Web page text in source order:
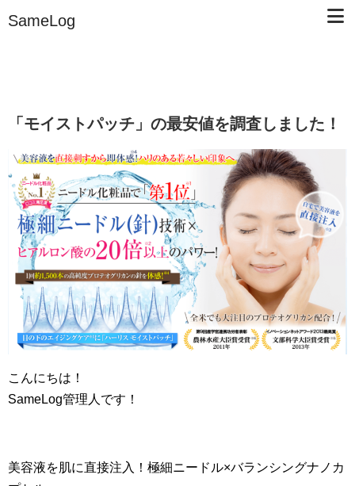
SameLog
「モイストパッチ」の最安値を調査しました！
こんにちは！
SameLog管理人です！
美容液を肌に直接注入！極細ニードル×バランシングナノカ